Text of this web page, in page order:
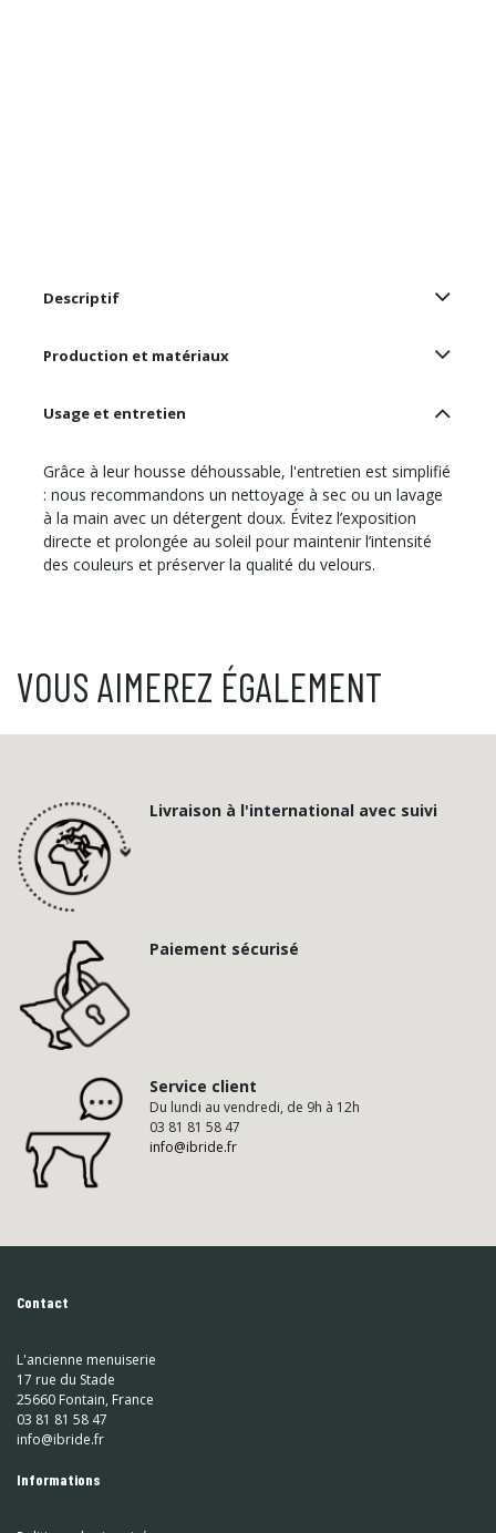
Descriptif
Production et matériaux
Usage et entretien
Grâce à leur housse déhoussable, l'entretien est simplifié
: nous recommandons un nettoyage à sec ou un lavage
à la main avec un détergent doux. Évitez l’exposition
directe et prolongée au soleil pour maintenir l’intensité
des couleurs et préserver la qualité du velours.
VOUS AIMEREZ ÉGALEMENT
Livraison à l'international avec suivi
Paiement sécurisé
Service client
Du lundi au vendredi, de 9h à 12h
03 81 81 58 47
info@ibride.fr
Contact
L'ancienne menuiserie
17 rue du Stade
25660 Fontain, France
03 81 81 58 47
info@ibride.fr
Informations